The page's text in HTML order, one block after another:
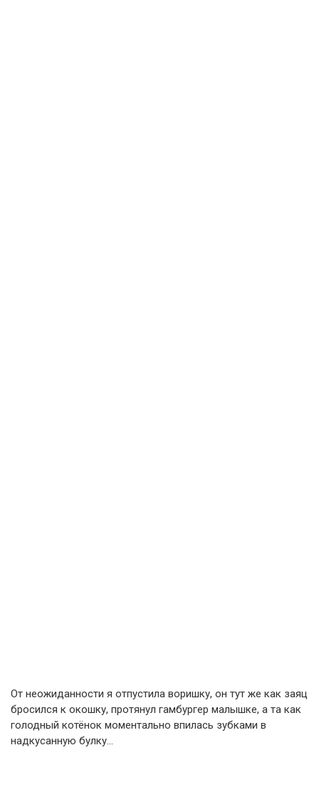
От неожиданности я отпустила воришку, он тут же как заяц
бросился к окошку, протянул гамбургер малышке, а та как
голодный котёнок моментально впилась зубками в
надкусанную булку…